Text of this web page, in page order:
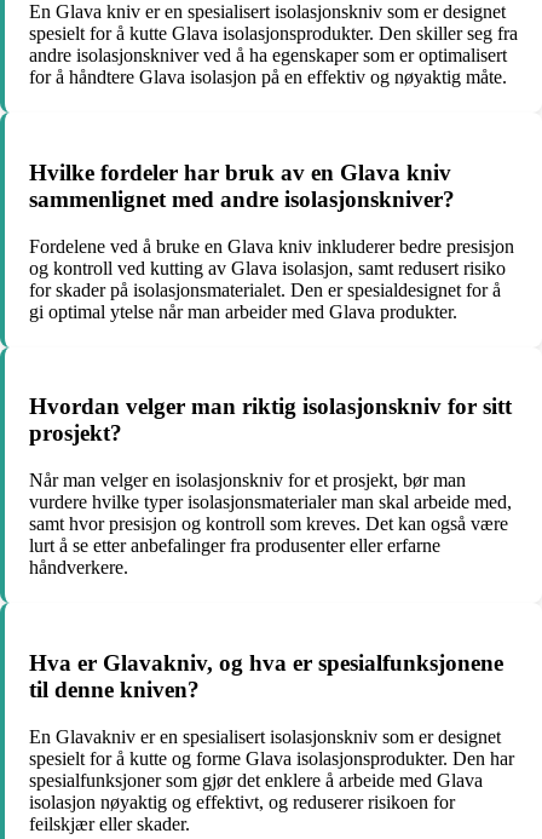
En Glava kniv er en spesialisert isolasjonskniv som er designet
spesielt for å kutte Glava isolasjonsprodukter. Den skiller seg fra
andre isolasjonskniver ved å ha egenskaper som er optimalisert
for å håndtere Glava isolasjon på en effektiv og nøyaktig måte.
Hvilke fordeler har bruk av en Glava kniv
sammenlignet med andre isolasjonskniver?
Fordelene ved å bruke en Glava kniv inkluderer bedre presisjon
og kontroll ved kutting av Glava isolasjon, samt redusert risiko
for skader på isolasjonsmaterialet. Den er spesialdesignet for å
gi optimal ytelse når man arbeider med Glava produkter.
Hvordan velger man riktig isolasjonskniv for sitt
prosjekt?
Når man velger en isolasjonskniv for et prosjekt, bør man
vurdere hvilke typer isolasjonsmaterialer man skal arbeide med,
samt hvor presisjon og kontroll som kreves. Det kan også være
lurt å se etter anbefalinger fra produsenter eller erfarne
håndverkere.
Hva er Glavakniv, og hva er spesialfunksjonene
til denne kniven?
En Glavakniv er en spesialisert isolasjonskniv som er designet
spesielt for å kutte og forme Glava isolasjonsprodukter. Den har
spesialfunksjoner som gjør det enklere å arbeide med Glava
isolasjon nøyaktig og effektivt, og reduserer risikoen for
feilskjær eller skader.